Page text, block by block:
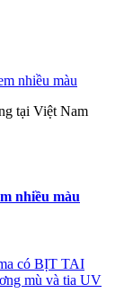
tại Việt Nam
nhiều màu